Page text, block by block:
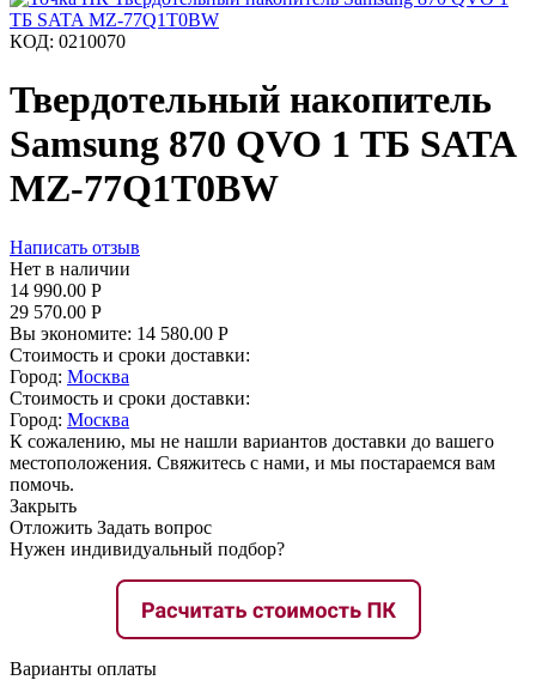
КОД: 0210070
Твердотельный накопитель
Samsung 870 QVO 1 ТБ SATA
MZ-77Q1T0BW
Написать отзыв
Нет в наличии
14 990.00 Р
29 570.00 Р
Вы экономите: 14 580.00 Р
Стоимость и сроки доставки:
Город: Москва
Стоимость и сроки доставки:
Город: Москва
К сожалению, мы не нашли вариантов доставки до вашего
местоположения. Свяжитесь с нами, и мы постараемся вам
помочь.
Закрыть
Отложить Задать вопрос
Нужен индивидуальный подбор?
Варианты оплаты